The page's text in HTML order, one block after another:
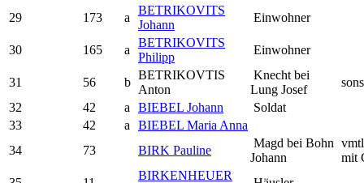
29 173 a
BETRIKOVITS
Johann
Einwohner
30 165 a
BETRIKOVITS
Philipp
Einwohner
31 56 b
BETRIKOVTIS
Anton
Knecht bei
Lung Josef
32
42 a BIEBEL Johann
Soldat
33
42 a
BIEBEL Maria Anna
34
73 BIRK Pauline
Magd bei Bohn
Johann
mit
BIRKENHEUER